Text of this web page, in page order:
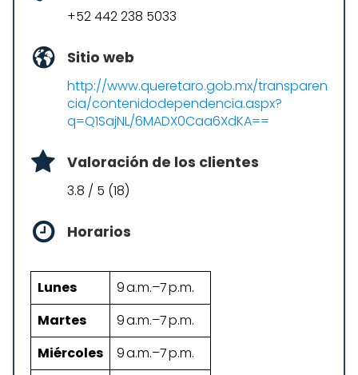
+52 442 238 5033
Sitio web
http://www.queretaro.gob.mx/transparen
cia/contenidodependencia.aspx?
q=Q1SajNL/6MADX0Caa6XdKA==
Valoración de los clientes
3.8 / 5 (18)
Horarios
Lunes
9 a.m.–7 p.m.
Martes
9 a.m.–7 p.m.
Miércoles
9 a.m.–7 p.m.